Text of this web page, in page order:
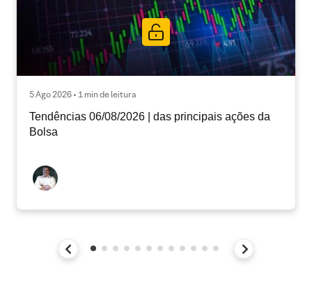
5 Ago 2026 • 1 min de leitura
Tendências 06/08/2026 | das principais ações da
Bolsa